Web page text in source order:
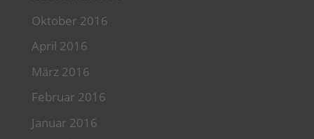
Oktober 2016
April 2016
März 2016
Februar 2016
Januar 2016